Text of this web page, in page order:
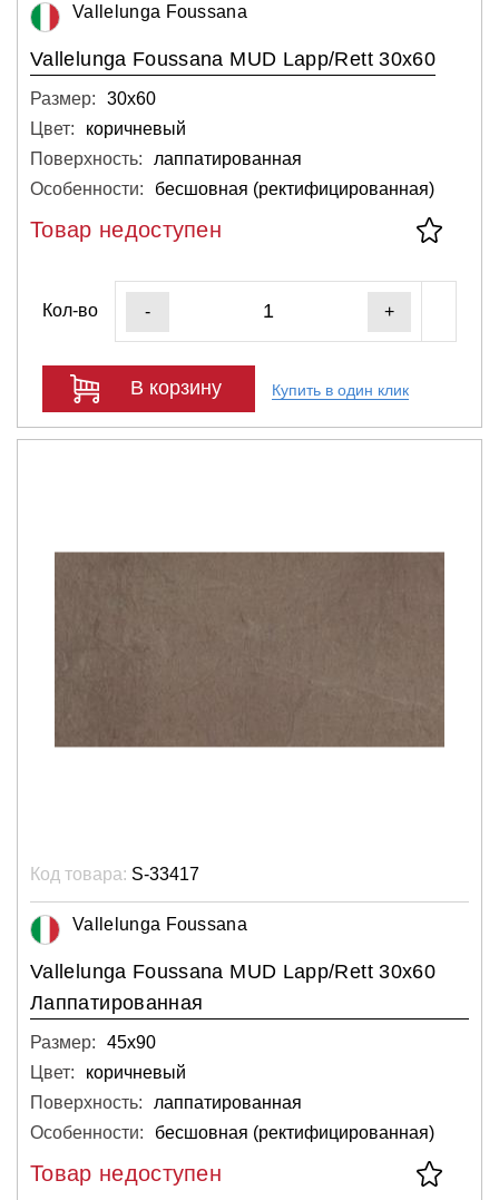
Vallelunga Foussana
Vallelunga Foussana MUD Lapp/Rett 30x60
Размер:
30х60
Цвет:
коричневый
Поверхность:
лаппатированная
Особенности:
бесшовная (ректифицированная)
Товар недоступен
Кол-во - +
В корзину Купить в один клик
Код товара: S-33417
Vallelunga Foussana
Vallelunga Foussana MUD Lapp/Rett 30x60
Лаппатированная
Размер:
45х90
Цвет:
коричневый
Поверхность:
лаппатированная
Особенности:
бесшовная (ректифицированная)
Товар недоступен